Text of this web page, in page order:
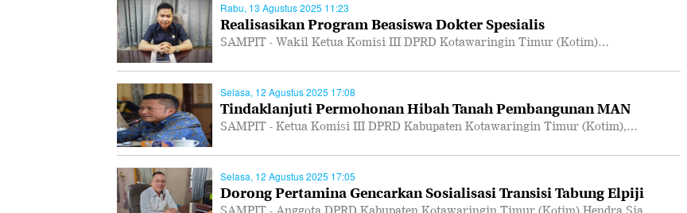
Rabu, 13 Agustus 2025 11:23
Realisasikan Program Beasiswa Dokter Spesialis
SAMPIT - Wakil Ketua Komisi III DPRD Kotawaringin Timur (Kotim)…
Selasa, 12 Agustus 2025 17:08
Tindaklanjuti Permohonan Hibah Tanah Pembangunan MAN
SAMPIT - Ketua Komisi III DPRD Kabupaten Kotawaringin Timur (Kotim),…
Selasa, 12 Agustus 2025 17:05
Dorong Pertamina Gencarkan Sosialisasi Transisi Tabung Elpiji